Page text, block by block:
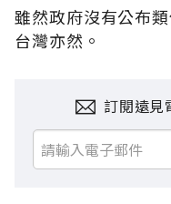
雖然政府沒有公布
台灣亦然。
訂閱遠見